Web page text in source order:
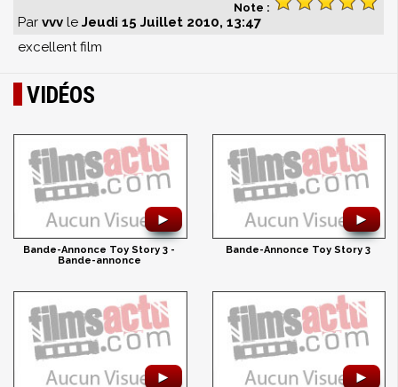
Note :
Par vvv le Jeudi 15 Juillet 2010, 13:47
excellent film
VIDÉOS
►
Bande-Annonce Toy Story 3 -
Bande-annonce
►
Bande-Annonce Toy Story 3
► ►